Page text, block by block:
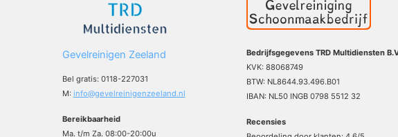
Gevelreinigen Zeeland
Bel gratis: 0118-227031
M: info@gevelreinigenzeeland.nl
Bereikbaarheid
Ma. t/m Za. 08:00-20:00u
Bedrijfsgegevens TRD Multidiensten
KVK: 88068749
BTW: NL8644.93.496.B01
IBAN: NL50 INGB 0798 5512 32
Recensies